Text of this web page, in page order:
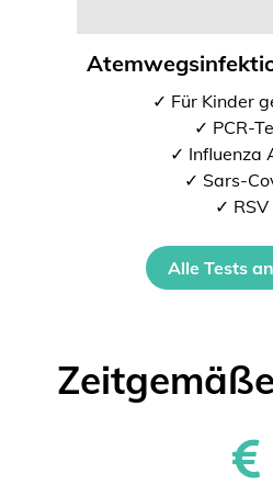
✓ Für Kinder
✓ PCR-
✓ Influenza
✓ Sars-
✓ RSV
Alle Tests